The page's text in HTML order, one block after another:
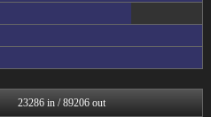
艦これ速報 艦隊これくしょ...
1000mg
SS 森きのこ！
23286 in / 89206 out